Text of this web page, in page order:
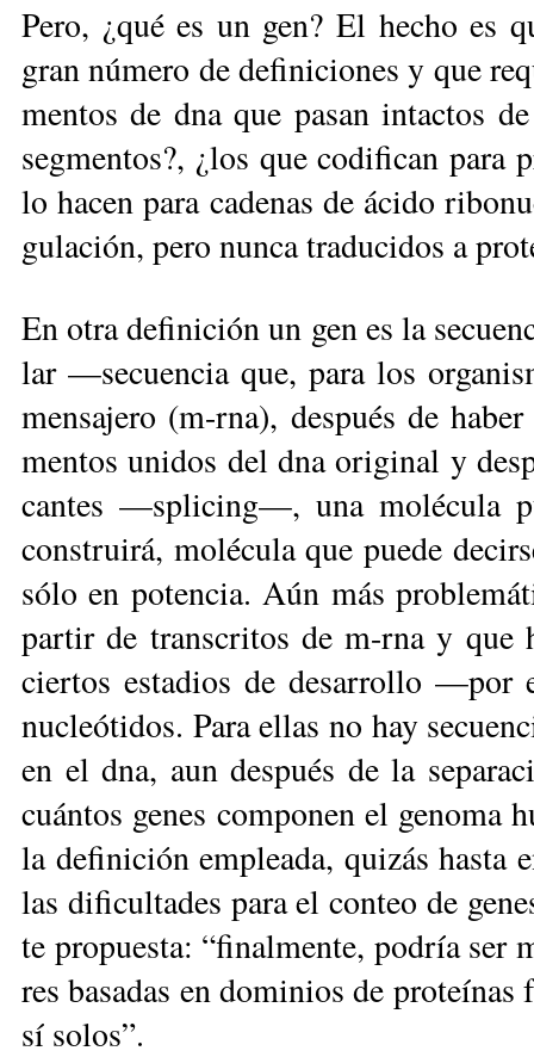
Pe­ro, ¿qué es un gen? El he­cho es
gran nú­me­ro de de­fi­ni­cio­nes y que
men­tos de dna que pa­san in­tac­tos
seg­men­tos?, ¿los que co­di­fi­can pa­ra
lo ha­cen pa­ra ca­de­nas de áci­do
gu­la­ción, pe­ro nun­ca tra­du­ci­dos a
En otra de­fi­ni­ción un gen es la
lar —se­cuen­cia que, pa­ra los
men­sa­je­ro (m-rna), des­pués de
men­tos uni­dos del dna ori­gi­nal y
can­tes —spli­cing—, una mo­lécu­la
cons­trui­rá, mo­lé­cu­la que pue­de
só­lo en po­ten­cia. Aún más
par­tir de trans­cri­tos de m-rna y que
cier­tos es­ta­dios de de­sa­rro­llo —por
nu­cleó­ti­dos. Pa­ra ellas no hay
en el dna, aun des­pués de la
cuán­tos ge­nes com­po­nen el ge­no­ma
la de­fi­ni­ción em­plea­da, qui­zás has­ta
las di­fi­cul­ta­des pa­ra el con­teo de
te pro­pues­ta: “fi­nal­men­te, po­dría
res ba­sa­das en do­mi­nios de
sí so­los”.